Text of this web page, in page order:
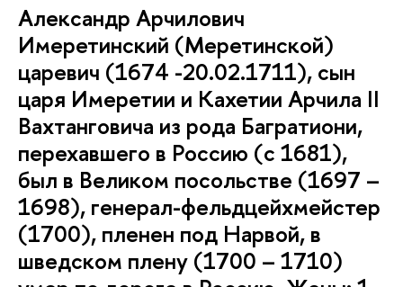
Александр Арчилович
Имеретинский (Меретинской)
царевич (1674 -20.02.1711), сын
царя Имеретии и Кахетии Арчила II
Вахтанговича из рода Багратиони,
перехавшего в Россию (с 1681),
был в Великом посольстве (1697 –
1698), генерал-фельдцейхмейстер
(1700), пленен под Нарвой, в
шведском плену (1700 – 1710)